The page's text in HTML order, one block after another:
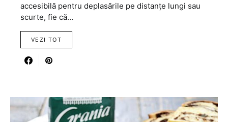
accesibilă pentru deplasările pe distanțe lungi sau
scurte, fie că…
VEZI TOT